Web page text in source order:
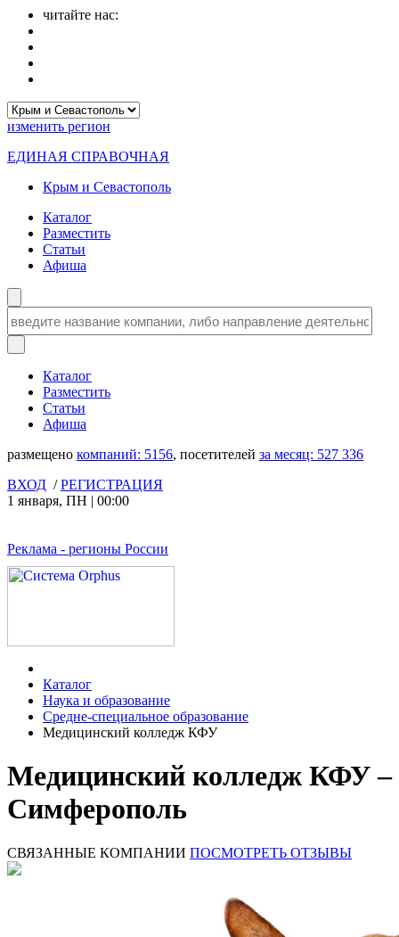
читайте нас:
изменить регион
ЕДИНАЯ СПРАВОЧНАЯ
Крым и Севастополь
Каталог
Разместить
Статьи
Афиша
Каталог
Разместить
Статьи
Афиша
размещено компаний: 5156, посетителей за месяц: 527 336
ВХОД /РЕГИСТРАЦИЯ
1 января, ПН | 00:00
Реклама - регионы России
Каталог
Наука и образование
Средне-специальное образование
Медицинский колледж КФУ
Медицинский колледж КФУ –
Симферополь
СВЯЗАННЫЕ КОМПАНИИ ПОСМОТРЕТЬ ОТЗЫВЫ